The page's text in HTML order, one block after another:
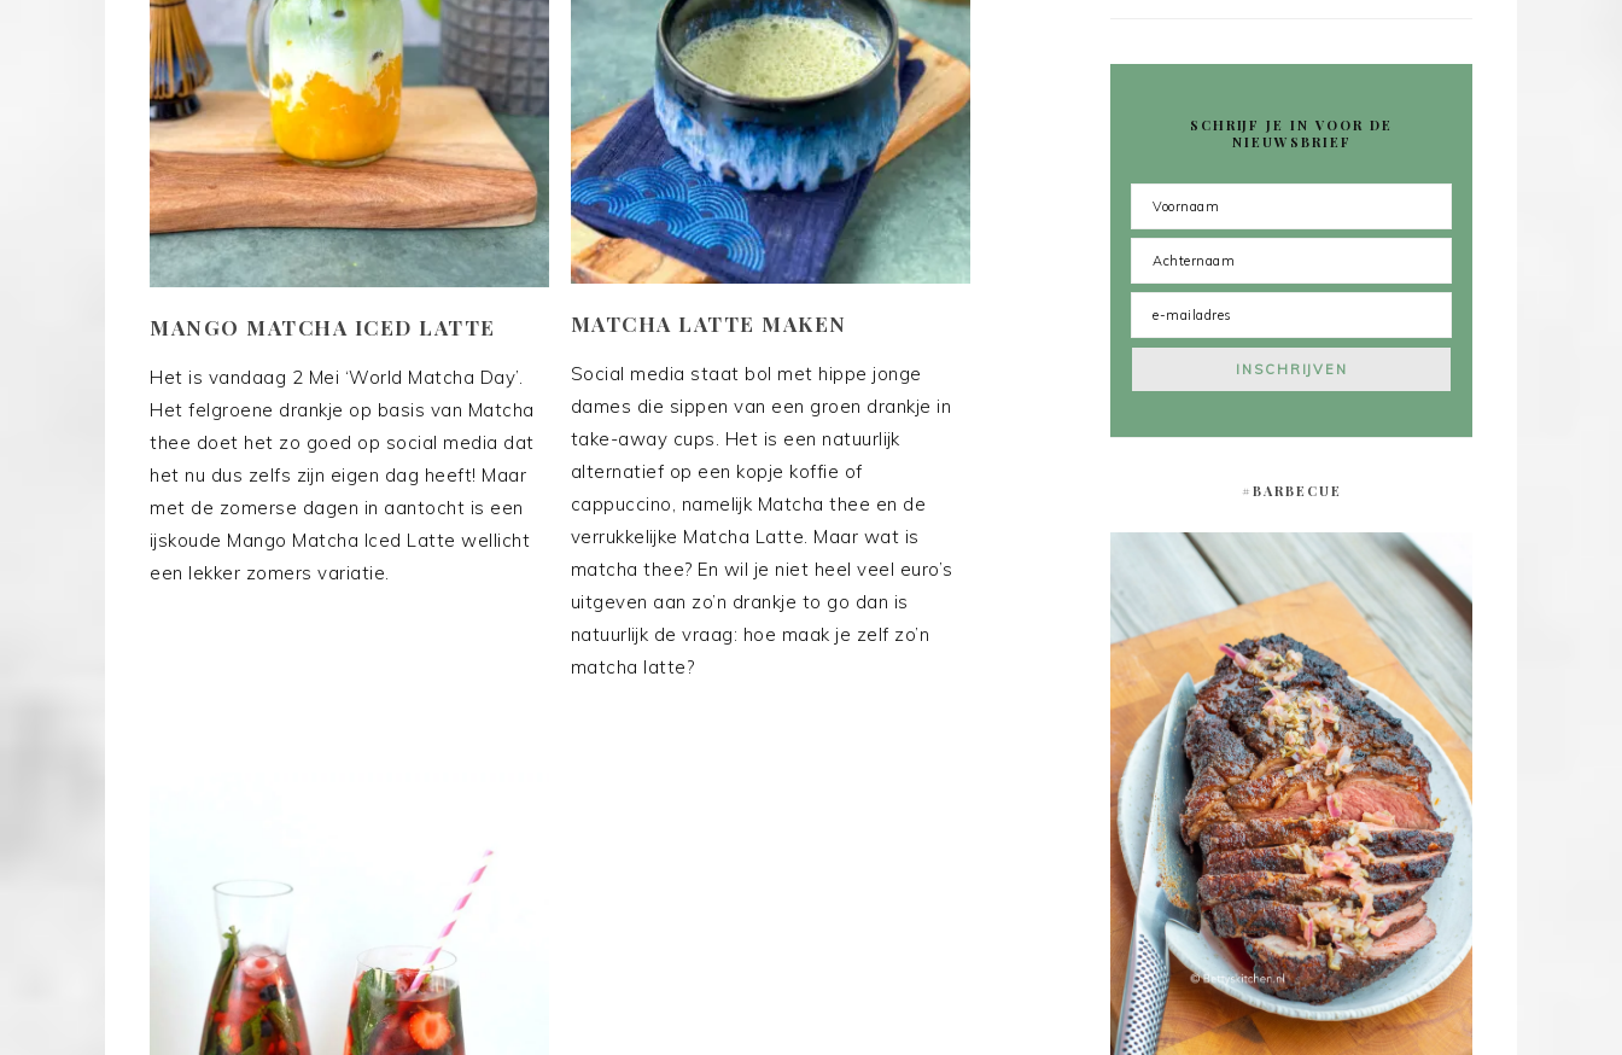
MANGO MATCHA ICED LATTE
Het is vandaag 2 Mei ‘World Matcha Day’.
Het felgroene drankje op basis van Matcha
thee doet het zo goed op social media dat
het nu dus zelfs zijn eigen dag heeft! Maar
met de zomerse dagen in aantocht is een
ijskoude Mango Matcha Iced Latte wellicht
een lekker zomers variatie.
MATCHA LATTE MAKEN
Social media staat bol met hippe jonge
dames die sippen van een groen drankje in
take-away cups. Het is een natuurlijk
alternatief op een kopje koffie of
cappuccino, namelijk Matcha thee en de
verrukkelijke Matcha Latte. Maar wat is
matcha thee? En wil je niet heel veel euro’s
uitgeven aan zo’n drankje to go dan is
natuurlijk de vraag: hoe maak je zelf zo’n
matcha latte?
SCHRIJF JE IN VOOR DE
NIEUWSBRIEF
#BARBECUE